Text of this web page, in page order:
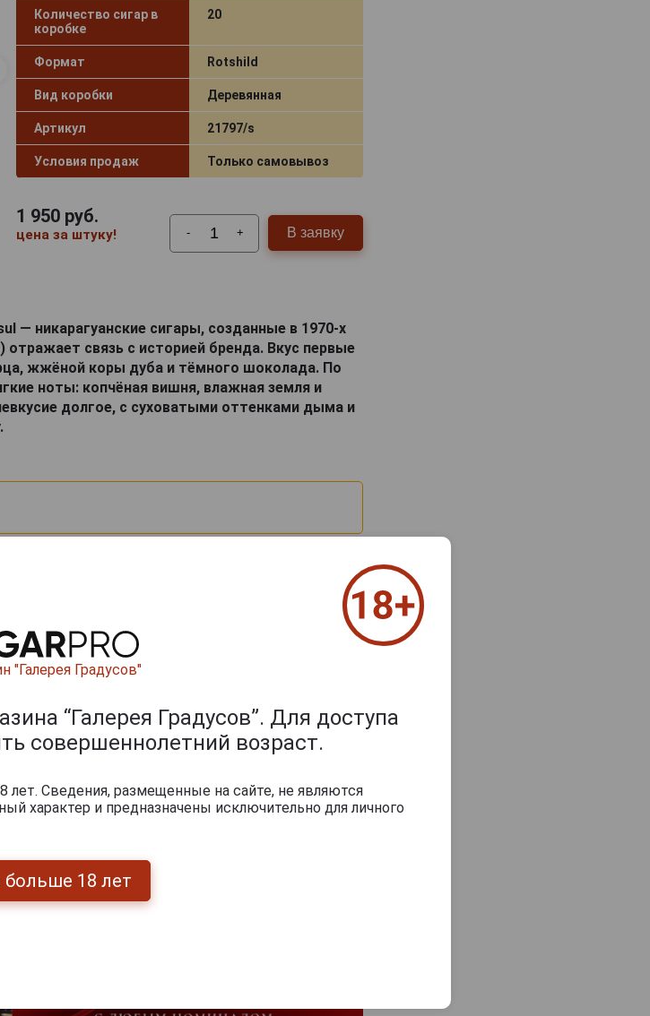
Количество сигар в
коробке
20
Формат Rotshild
Вид коробки Деревянная
Артикул 21797/s
Условия продаж Только самовывоз
1 950руб.
цена за штуку! - + В заявку
— никарагуанские сигары, созданные в 1970-х
отражает связь с историей бренда. Вкус первые
жжёной коры дуба и тёмного шоколада. По
ноты: копчёная вишня, влажная земля и
долгое, с суховатыми оттенками дыма и
из 2000 знаков
"Галерея Градусов"
“Галерея Градусов”. Для доступа
совершеннолетний возраст.
Сведения, размещенные на сайте, не являются
характер и предназначены исключительно для личного
18 лет